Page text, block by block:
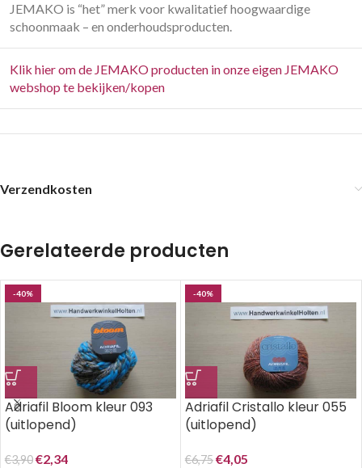
JEMAKO is “het” merk voor kwalitatief hoogwaardige
schoonmaak – en onderhoudsproducten.
Klik hier om de JEMAKO producten in onze eigen JEMAKO
webshop te bekijken/kopen
Verzendkosten
Gerelateerde producten
-40%
Adriafil Bloom kleur 093
(uitlopend)
€3,90€2,34
-40%
Adriafil Cristallo kleur 055
(uitlopend)
€6,75€4,05